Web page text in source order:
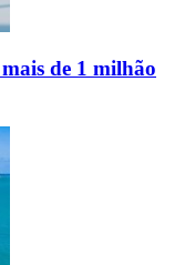
de 1 milhão